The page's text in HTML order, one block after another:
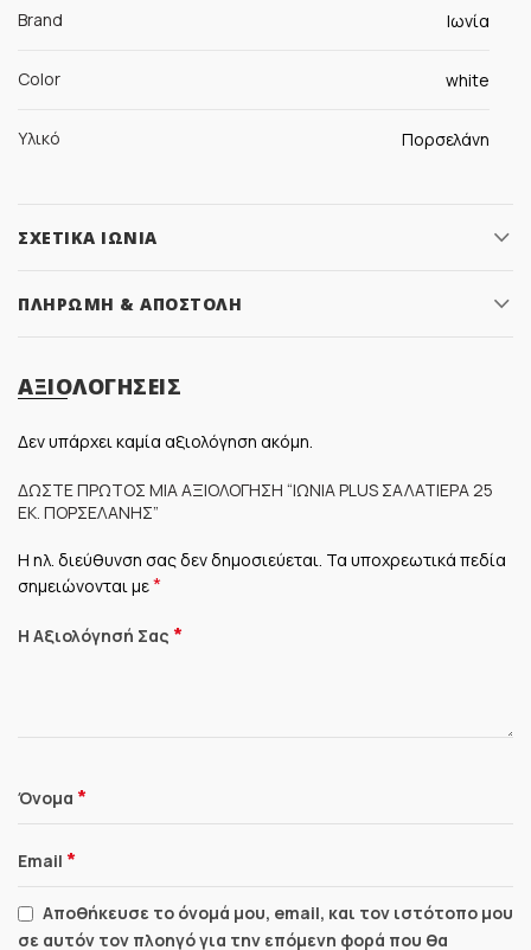
Brand Ιωνία
Color white
Υλικό Πορσελάνη
ΣΧΕΤΙΚΆ ΙΩΝΊΑ
ΠΛΗΡΩΜΉ & ΑΠΟΣΤΟΛΉ
ΑΞΙΟΛΟΓΉΣΕΙΣ
Δεν υπάρχει καμία αξιολόγηση ακόμη.
ΔΏΣΤΕ ΠΡΏΤΟΣ ΜΊΑ ΑΞΙΟΛΌΓΗΣΗ “ΙΩΝΊΑ PLUS ΣΑΛΑΤΙΈΡΑ 25
ΕΚ. ΠΟΡΣΕΛΆΝΗΣ”
Η ηλ. διεύθυνση σας δεν δημοσιεύεται. Τα υποχρεωτικά πεδία
σημειώνονται με*
Η Αξιολόγησή Σας *
Όνομα *
Email *
Αποθήκευσε το όνομά μου, email, και τον ιστότοπο μου
σε αυτόν τον πλοηγό για την επόμενη φορά που θα